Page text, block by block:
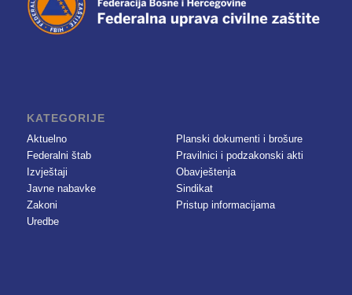
KATEGORIJE
Aktuelno
Federalni štab
Izvještaji
Javne nabavke
Zakoni
Uredbe
Planski dokumenti i brošure
Pravilnici i podzakonski akti
Obavještenja
Sindikat
Pristup informacijama